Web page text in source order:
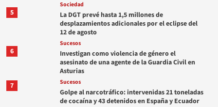
5
Sociedad
La DGT prevé hasta 1,5 millones de
desplazamientos adicionales por el eclipse del
12 de agosto
6
Sucesos
Investigan como violencia de género el
asesinato de una agente de la Guardia Civil en
Asturias
7
Sucesos
Golpe al narcotráfico: intervenidas 21 toneladas
de cocaína y 43 detenidos en España y Ecuador